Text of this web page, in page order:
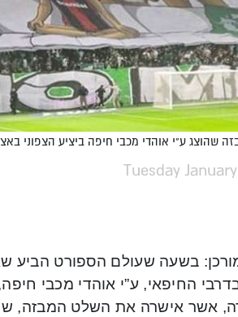
ע"י אוהדי מכבי חיפה ביציע הצפוני באצטדיון סמי
Tuesday
בשעה שעולם הספורט הביע
החיפאי, ע”י אוהדי מכבי
אשר אישרה את השלט המבזה,